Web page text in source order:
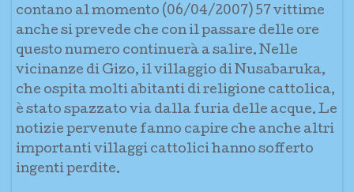
contano al momento (06/04/2007) 57 vittime
anche si prevede che con il passare delle ore
questo numero continuerà a salire. Nelle
vicinanze di Gizo, il villaggio di Nusabaruka,
che ospita molti abitanti di religione cattolica,
è stato spazzato via dalla furia delle acque. Le
notizie pervenute fanno capire che anche altri
importanti villaggi cattolici hanno sofferto
ingenti perdite.